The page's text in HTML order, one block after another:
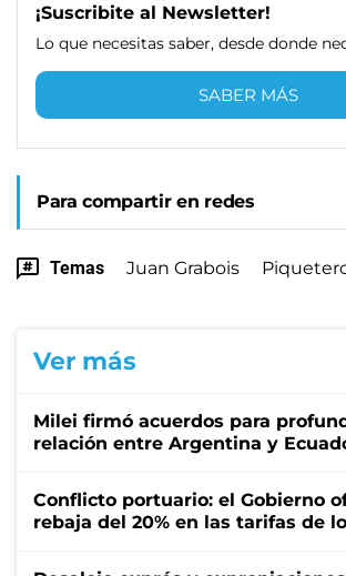
¡Suscribite al Newsletter!
Lo que necesitas saber, desde donde
SABER MÁS
Para compartir en redes
Temas Juan Grabois
Ver más
Milei firmó acuerdos para
relación entre Argentina y
Conflicto portuario: el Gobierno
rebaja del 20% en las tarifas de